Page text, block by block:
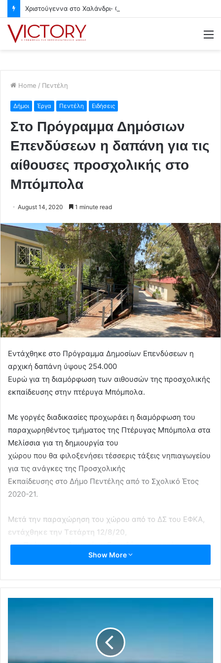
Home / Πεντέλη
Δήμοι Έργα Πεντέλη Ειδήσεις
Στο Πρόγραμμα Δημόσιων
Επενδύσεων η δαπάνη για τις
αίθουσες προσχολικής στο
Μπόμπολα
August 14, 2020 1 minute read
Εντάχθηκε στο Πρόγραμμα Δημοσίων Επενδύσεων η
αρχική δαπάνη ύψους 254.000
Ευρώ για τη διαμόρφωση των αιθουσών της προσχολικής
εκπαίδευσης στην πτέρυγα Μπόμπολα.
Με γοργές διαδικασίες προχωράει η διαμόρφωση του
παραχωρηθέντος τμήματος της Πτέρυγας Μπόμπολα στα
Μελίσσια για τη δημιουργία του
χώρου που θα φιλοξενήσει τέσσερις τάξεις νηπιαγωγείου
για τις ανάγκες της Προσχολικής
Εκπαίδευσης στο Δήμο Πεντέλης από το Σχολικό Έτος
2020-21.
Μετά την παραχώρηση του χώρου από το ΔΣ του ΕΦΚΑ,
εντάχθηκε την Τετάρτη 12/8/20,
στο Πρόγραμμα Δημοσίων Επενδύσεων,κατόπιν
εισήγησης του Δήμου Πεντέλης και του
για τις άμεσες κατασκευές που
απαιτούνται για τη διαμόρφωση των αιθουσών του
Ανάπτυξης και Επενδύσεων, της
Show More